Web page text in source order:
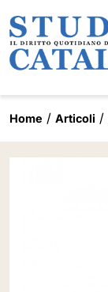
Home Articoli